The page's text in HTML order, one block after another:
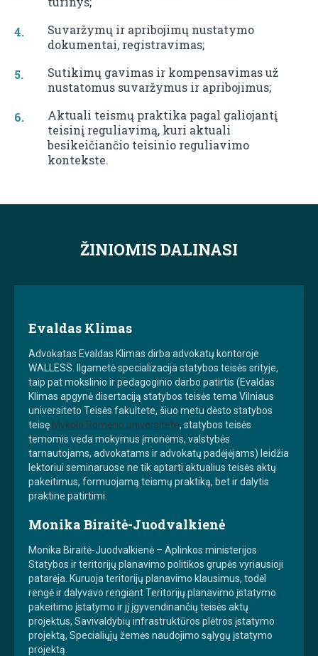
Suvaržymų ir apribojimų nustatymo
dokumentai, registravimas;
Sutikimų gavimas ir kompensavimas už
nustatomus suvaržymus ir apribojimus;
Aktuali teismų praktika pagal galiojantį
teisinį reguliavimą, kuri aktuali
besikeičiančio teisinio reguliavimo
kontekste.
ŽINIOMIS DALINASI
Evaldas Klimas
Advokatas Evaldas Klimas dirba advokatų kontoroje
WALLESS. Ilgametė specializacija statybos teisės srityje,
taip pat mokslinio ir pedagoginio darbo patirtis (Evaldas
Klimas apgynė disertaciją statybos teisės tema Vilniaus
universiteto Teisės fakultete, šiuo metu dėsto statybos
teisę Mykolo Romerio universitete, statybos teisės
temomis veda mokymus įmonėms, valstybės
tarnautojams, advokatams ir advokatų padėjėjams) leidžia
lektoriui seminaruose ne tik aptarti aktualius teisės aktų
pakeitimus, formuojamą teismų praktiką, bet ir dalytis
praktine patirtimi.
Monika Biraitė-Juodvalkienė
Monika Biraitė-Juodvalkienė – Aplinkos ministerijos
Statybos ir teritorijų planavimo politikos grupės vyriausioji
patarėja. Kuruoja teritorijų planavimo klausimus, todėl
rengė ir dalyvavo rengiant Teritorijų planavimo įstatymo
pakeitimo įstatymo ir jį įgyvendinančių teisės aktų
projektus, Savivaldybių infrastruktūros plėtros įstatymo
projektą, Specialiųjų žemės naudojimo sąlygų įstatymo
projektą.